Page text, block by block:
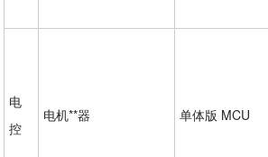
电
控
电机**器 单体版 MCU